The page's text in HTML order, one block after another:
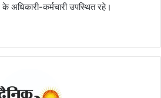
कर्मचारी उपस्थित रहे।